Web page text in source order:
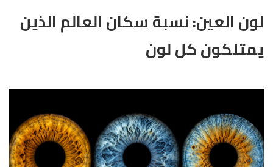
لون العين: نسبة سكان العالم الذين
يمتلكون كل لون